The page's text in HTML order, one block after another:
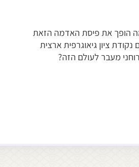
הופך את פיסת האדמה הזאת
ציון גיאוגרפית ארצית
מעבר לעולם הזה?